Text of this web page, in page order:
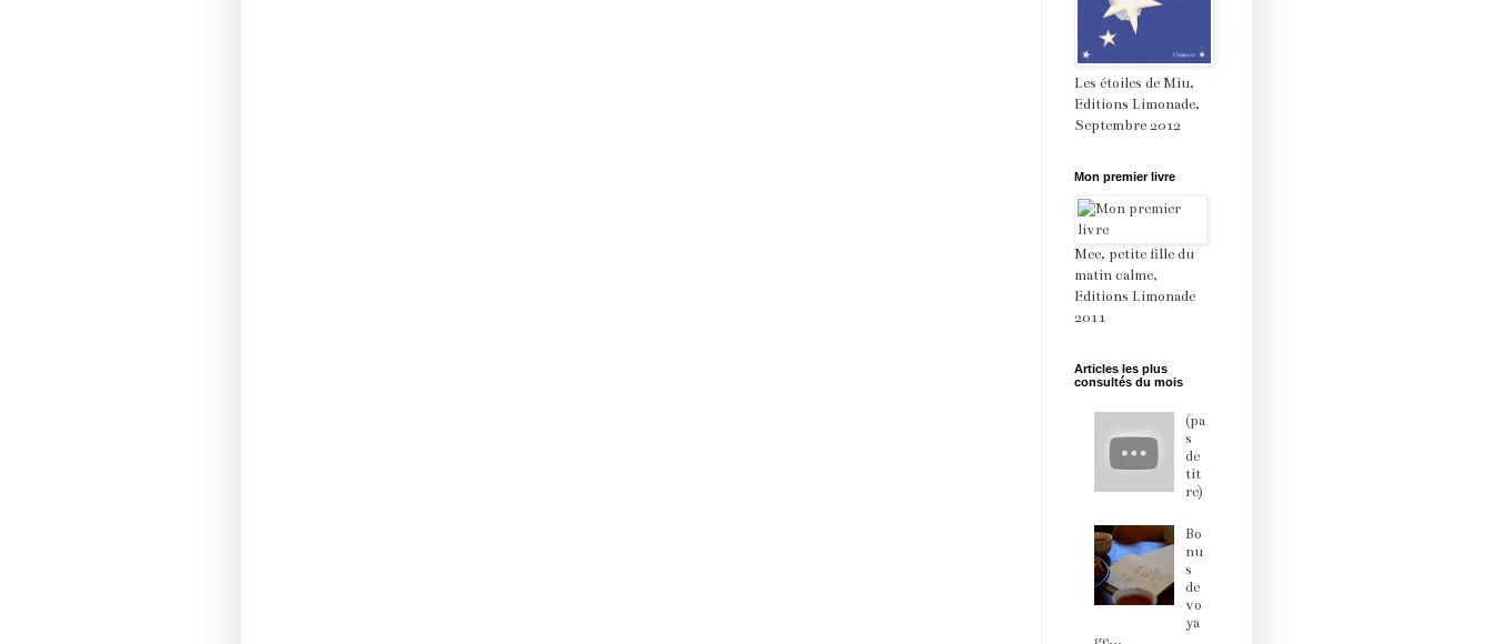
Les étoiles de Miu,
Editions Limonade,
Septembre 2012
Mon premier livre
Mee, petite fille du
matin calme,
Editions Limonade
2011
Articles les plus
consultés du mois
(pa
s
de
tit
re)
Bo
nu
s
de
vo
ya